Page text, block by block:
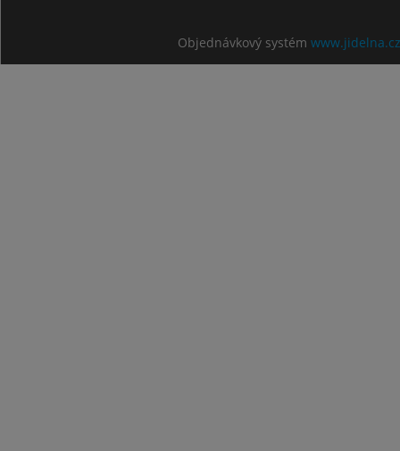
Objednávkový systém www.jidelna.cz